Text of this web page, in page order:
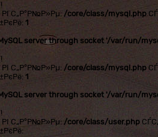
РІ С„Р°Р№Р»Рµ: /core/class/mysql.php
1
server through socket '/var/run/
РІ С„Р°Р№Р»Рµ: /core/class/mysql.php
1
server through socket '/var/run/
РІ С„Р°Р№Р»Рµ: /core/class/user.php